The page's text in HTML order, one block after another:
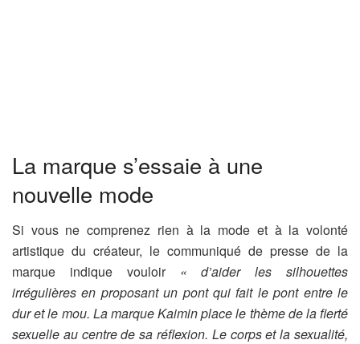
La marque s’essaie à une
nouvelle mode
Si vous ne comprenez rien à la mode et à la volonté
artistique du créateur, le communiqué de presse de la
marque indique vouloir « d’aider les silhouettes
irrégulières en proposant un pont qui fait le pont entre le
dur et le mou. La marque Kaimin place le thème de la fierté
sexuelle au centre de sa réflexion. Le corps et la sexualité,